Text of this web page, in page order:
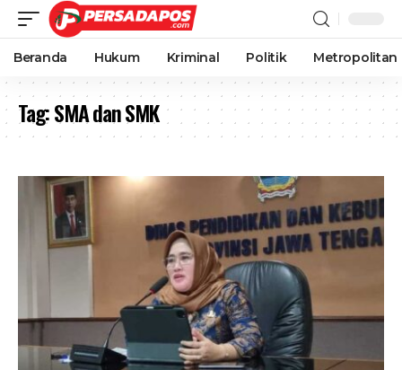
Beranda Hukum Kriminal Politik Metropolitan
Tag:SMA dan SMK